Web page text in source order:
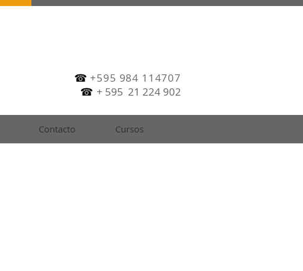
☎ +595 984 114707
☎ + 595 21 224 902
Contacto Cursos